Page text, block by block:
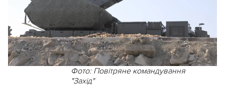
Фото: Повітряне командування
"Захід"